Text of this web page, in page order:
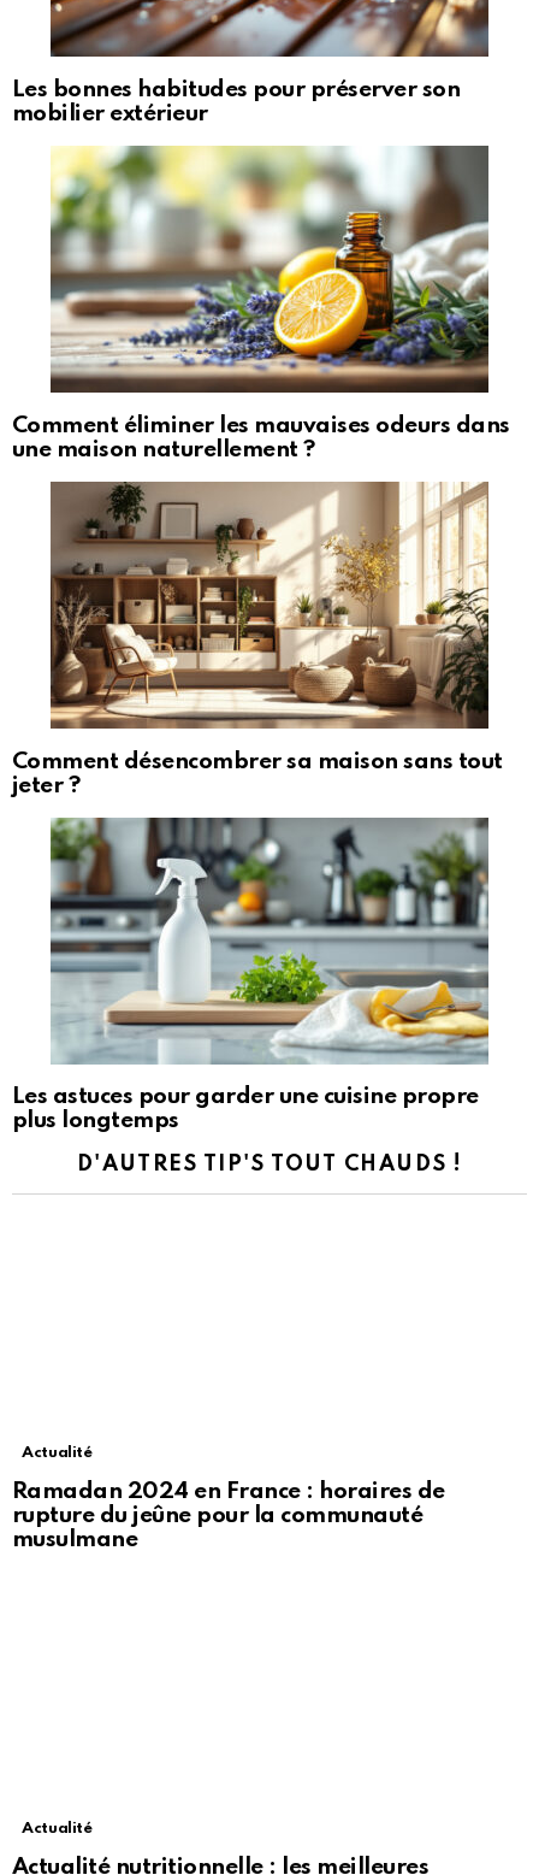
Les bonnes habitudes pour préserver son
mobilier extérieur
Comment éliminer les mauvaises odeurs dans
une maison naturellement ?
Comment désencombrer sa maison sans tout
jeter ?
Les astuces pour garder une cuisine propre
plus longtemps
D'AUTRES TIP'S TOUT CHAUDS !
Actualité
Ramadan 2024 en France : horaires de
rupture du jeûne pour la communauté
musulmane
Actualité
Actualité nutritionnelle : les meilleures